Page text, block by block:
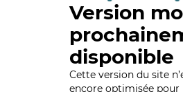
Version
disponible
Cette version du site
encore optimisée pour